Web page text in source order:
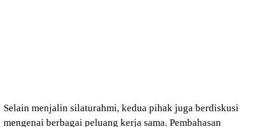
Selain menjalin silaturahmi, kedua pihak juga berdiskusi
mengenai berbagai peluang kerja sama. Pembahasan